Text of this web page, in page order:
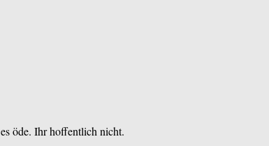
öde. Ihr hoffentlich nicht.